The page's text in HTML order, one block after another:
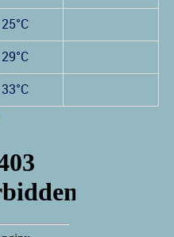
25°C
29°C
33°C